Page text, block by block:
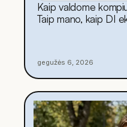
Kaip valdome
Taip mano, kaip DI
gegužės 6, 2026